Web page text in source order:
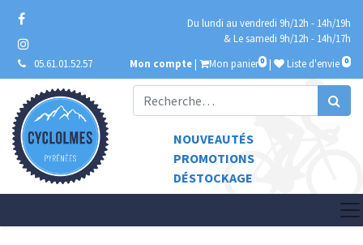
Du lundi au vendredi 9h/12h - 14h/19h
& Le samedi 9h/12h - 14h/17h
05.61.01.52.57
Mon compte | Mon panier 0 | Liste d'envie 0
NOUVEAUTÉS
PROMOTIONS
DÉSTOCKAGE